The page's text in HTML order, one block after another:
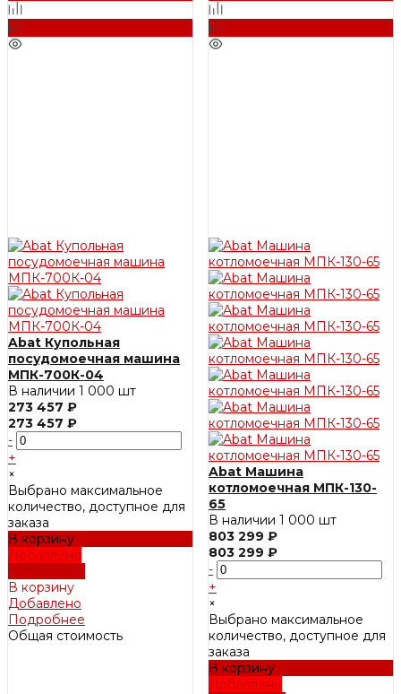
Abat Купольная
посудомоечная машина
МПК-700К-04
В наличии 1 000 шт
273 457 ₽
273 457 ₽
-
+
×
Выбрано максимальное
количество, доступное для
заказа
В корзину
Добавлено
В корзину
Добавлено
Подробнее
Общая стоимость
Abat Машина
котломоечная МПК-130-
65
В наличии 1 000 шт
803 299 ₽
803 299 ₽
-
+
×
Выбрано максимальное
количество, доступное для
заказа
В корзину
Добавлено